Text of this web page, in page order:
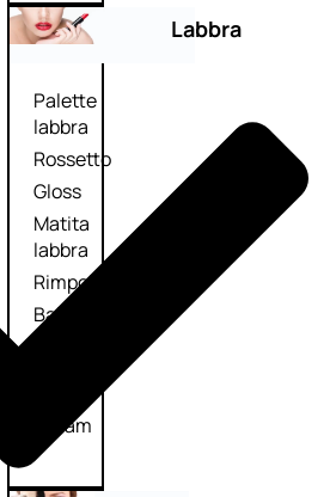
Labbra
Palette
labbra
Rossetto
Gloss
Matita
labbra
Rimpolpante
Balsamo
labbra
Cream